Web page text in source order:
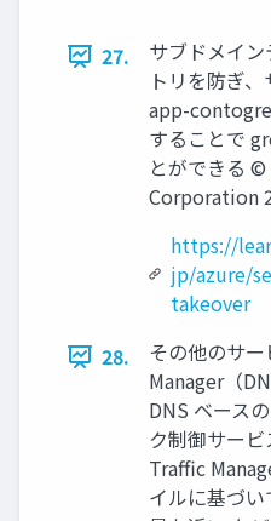
27.
サブドメイ
トリを防ぎ
app-
することで
とができる ©
Corporation
https://
jp/azure/
takeover
28.
その他のサ
Manager（
DNS ベース
ク制御サー
Traffic
イルに基づ